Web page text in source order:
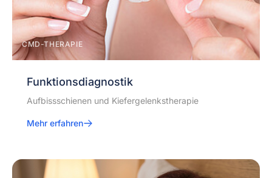
CMD-THERAPIE
Funktionsdiagnostik
Aufbissschienen und Kiefergelenkstherapie
Mehr erfahren